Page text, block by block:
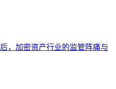
，加密资产行业的监管阵痛与